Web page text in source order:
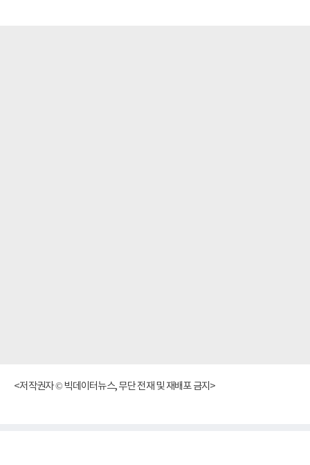
<저작권자 © 빅데이터뉴스, 무단 전재 및 재배포 금지>